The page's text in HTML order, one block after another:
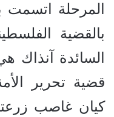
المرحلة اتسمت
بالقضية
السائدة
قضية تحرير
كيان غاصب